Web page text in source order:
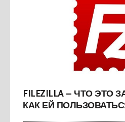
FILEZILLA – ЧТО ЭТО
КАК ЕЙ